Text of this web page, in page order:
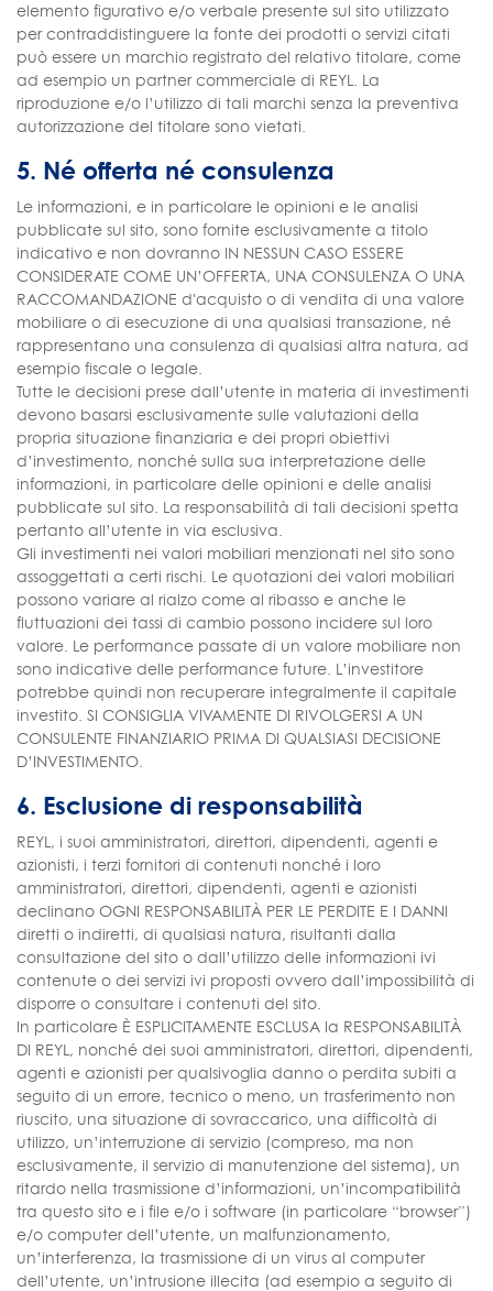
elemento figurativo e/o verbale presente sul sito utilizzato
per contraddistinguere la fonte dei prodotti o servizi citati
può essere un marchio registrato del relativo titolare, come
ad esempio un partner commerciale di REYL. La
riproduzione e/o l’utilizzo di tali marchi senza la preventiva
autorizzazione del titolare sono vietati.
5. Né offerta né consulenza
Le informazioni, e in particolare le opinioni e le analisi
pubblicate sul sito, sono fornite esclusivamente a titolo
indicativo e non dovranno IN NESSUN CASO ESSERE
CONSIDERATE COME UN’OFFERTA, UNA CONSULENZA O UNA
RACCOMANDAZIONE d'acquisto o di vendita di una valore
mobiliare o di esecuzione di una qualsiasi transazione, né
rappresentano una consulenza di qualsiasi altra natura, ad
esempio fiscale o legale.
Tutte le decisioni prese dall’utente in materia di investimenti
devono basarsi esclusivamente sulle valutazioni della
propria situazione finanziaria e dei propri obiettivi
d’investimento, nonché sulla sua interpretazione delle
informazioni, in particolare delle opinioni e delle analisi
pubblicate sul sito. La responsabilità di tali decisioni spetta
pertanto all’utente in via esclusiva.
Gli investimenti nei valori mobiliari menzionati nel sito sono
assoggettati a certi rischi. Le quotazioni dei valori mobiliari
possono variare al rialzo come al ribasso e anche le
fluttuazioni dei tassi di cambio possono incidere sul loro
valore. Le performance passate di un valore mobiliare non
sono indicative delle performance future. L’investitore
potrebbe quindi non recuperare integralmente il capitale
investito. SI CONSIGLIA VIVAMENTE DI RIVOLGERSI A UN
CONSULENTE FINANZIARIO PRIMA DI QUALSIASI DECISIONE
D’INVESTIMENTO.
6. Esclusione di responsabilità
REYL, i suoi amministratori, direttori, dipendenti, agenti e
azionisti, i terzi fornitori di contenuti nonché i loro
amministratori, direttori, dipendenti, agenti e azionisti
declinano OGNI RESPONSABILITÀ PER LE PERDITE E I DANNI
diretti o indiretti, di qualsiasi natura, risultanti dalla
consultazione del sito o dall’utilizzo delle informazioni ivi
contenute o dei servizi ivi proposti ovvero dall’impossibilità di
disporre o consultare i contenuti del sito.
In particolare È ESPLICITAMENTE ESCLUSA la RESPONSABILITÀ
DI REYL, nonché dei suoi amministratori, direttori, dipendenti,
agenti e azionisti per qualsivoglia danno o perdita subiti a
seguito di un errore, tecnico o meno, un trasferimento non
riuscito, una situazione di sovraccarico, una difficoltà di
utilizzo, un’interruzione di servizio (compreso, ma non
esclusivamente, il servizio di manutenzione del sistema), un
ritardo nella trasmissione d’informazioni, un’incompatibilità
tra questo sito e i file e/o i software (in particolare “browser”)
e/o computer dell’utente, un malfunzionamento,
un’interferenza, la trasmissione di un virus al computer
dell’utente, un’intrusione illecita (ad esempio a seguito di